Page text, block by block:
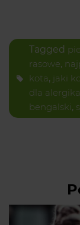
Tagged
rasowe,
kota, jaki
dla alergika
bengalski ,